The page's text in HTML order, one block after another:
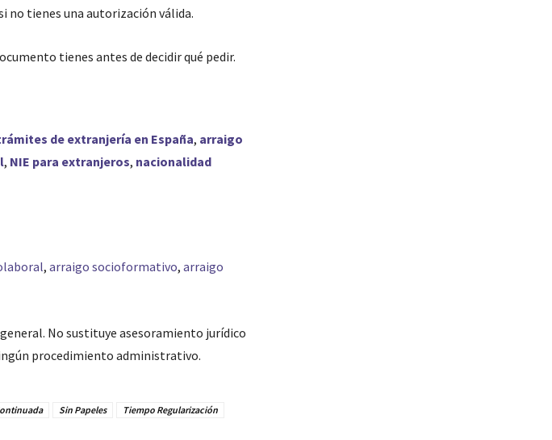
no tienes una autorización válida.
tienes antes de decidir qué pedir.
de extranjería en España, arraigo
, NIE para extranjeros, nacionalidad
, arraigo socioformativo, arraigo
No sustituye asesoramiento jurídico
procedimiento administrativo.
Sin Papeles Tiempo Regularización